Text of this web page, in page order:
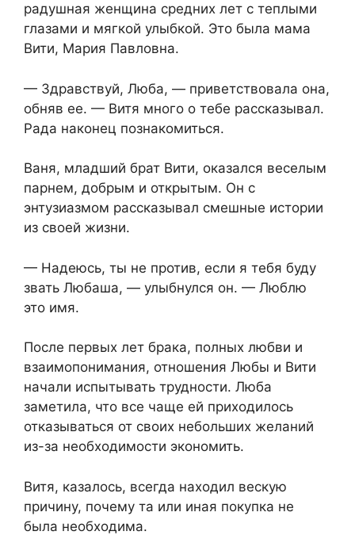
радушная женщина средних лет с теплыми
глазами и мягкой улыбкой. Это была мама
Вити, Мария Павловна.
— Здравствуй, Люба, — приветствовала она,
обняв ее. — Витя много о тебе рассказывал.
Рада наконец познакомиться.
Ваня, младший брат Вити, оказался веселым
парнем, добрым и открытым. Он с
энтузиазмом рассказывал смешные истории
из своей жизни.
— Надеюсь, ты не против, если я тебя буду
звать Любаша, — улыбнулся он. — Люблю
это имя.
После первых лет брака, полных любви и
взаимопонимания, отношения Любы и Вити
начали испытывать трудности. Люба
заметила, что все чаще ей приходилось
отказываться от своих небольших желаний
из-за необходимости экономить.
Витя, казалось, всегда находил вескую
причину, почему та или иная покупка не
была необходима.